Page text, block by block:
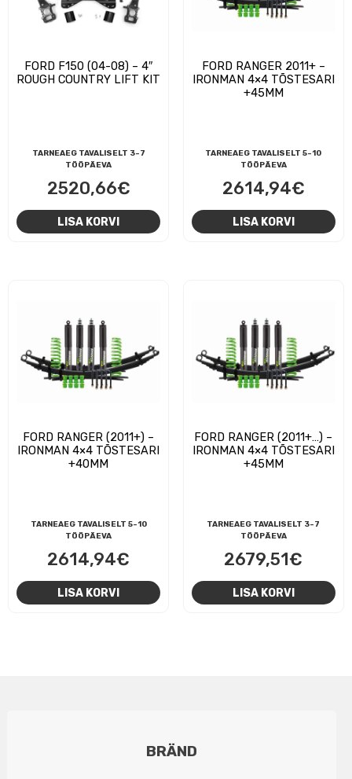
FORD F150 (04-08) – 4″
ROUGH COUNTRY LIFT KIT
TARNEAEG TAVALISELT 3-7
TÖÖPÄEVA
2520,66€
LISA KORVI
FORD RANGER 2011+ –
IRONMAN 4×4 TÕSTESARI
+45MM
TARNEAEG TAVALISELT 5-10
TÖÖPÄEVA
2614,94€
LISA KORVI
FORD RANGER (2011+) –
IRONMAN 4×4 TÕSTESARI
+40MM
TARNEAEG TAVALISELT 5-10
TÖÖPÄEVA
2614,94€
LISA KORVI
FORD RANGER (2011+…) –
IRONMAN 4×4 TÕSTESARI
+45MM
TARNEAEG TAVALISELT 3-7
TÖÖPÄEVA
2679,51€
LISA KORVI
BRÄND